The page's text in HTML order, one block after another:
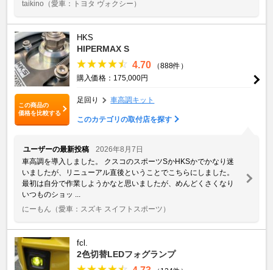
taikino （愛車：トヨタ ヴォクシー）
この商品の
価格を比較する
HKS
HIPERMAX S
4.70
（888件）
購入価格：175,000円
足回り 車高調キット
このカテゴリの取付店を探す
ユーザーの最新投稿
2026年8月7日
車高調を導入しました。 クスコのスポーツSかHKSかでかなり迷
いましたが、リニューアル直後ということでこちらにしました。
最初は自分で作業しようかなと思いましたが、めんどくさくなり
いつものショッ ...
にーもん （愛車：スズキ スイフトスポーツ）
fcl.
2色切替LEDフォグランプ